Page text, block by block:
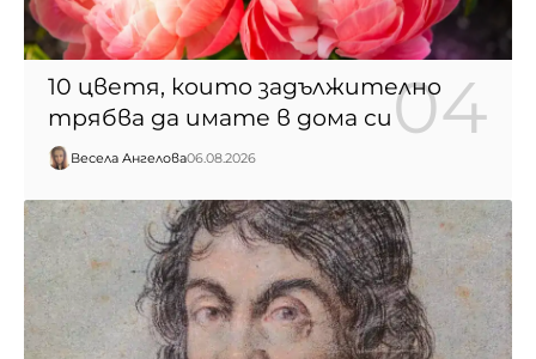
10 цветя, които задължително
трябва да имате в дома си
Весела Ангелова06.08.2026